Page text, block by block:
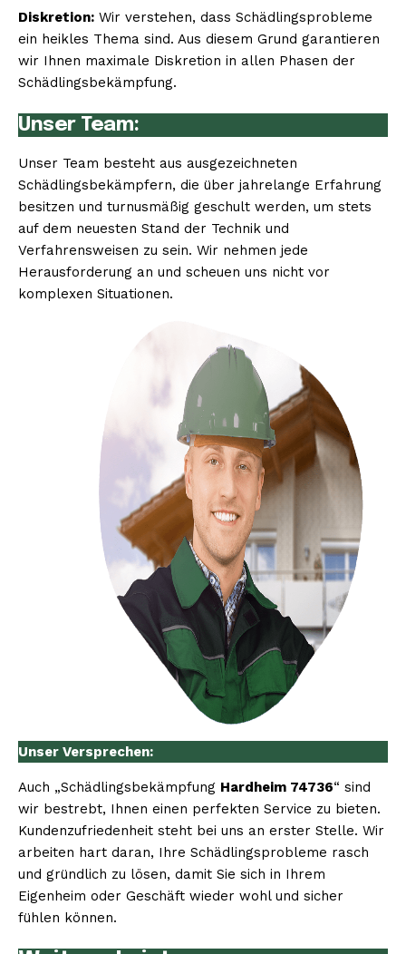
Diskretion: Wir verstehen, dass Schädlingsprobleme
ein heikles Thema sind. Aus diesem Grund garantieren
wir Ihnen maximale Diskretion in allen Phasen der
Schädlingsbekämpfung.
Unser Team:
Unser Team besteht aus ausgezeichneten
Schädlingsbekämpfern, die über jahrelange Erfahrung
besitzen und turnusmäßig geschult werden, um stets
auf dem neuesten Stand der Technik und
Verfahrensweisen zu sein. Wir nehmen jede
Herausforderung an und scheuen uns nicht vor
komplexen Situationen.
Unser Versprechen:
Auch „Schädlingsbekämpfung Hardheim 74736“ sind
wir bestrebt, Ihnen einen perfekten Service zu bieten.
Kundenzufriedenheit steht bei uns an erster Stelle. Wir
arbeiten hart daran, Ihre Schädlingsprobleme rasch
und gründlich zu lösen, damit Sie sich in Ihrem
Eigenheim oder Geschäft wieder wohl und sicher
fühlen können.